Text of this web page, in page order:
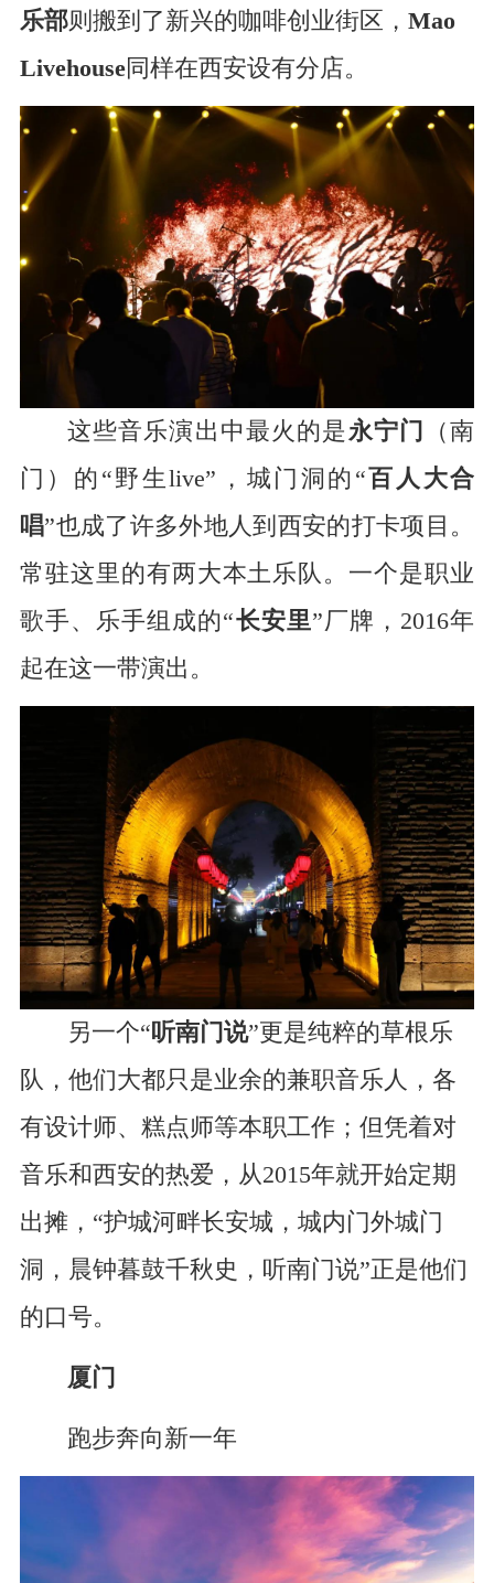
乐部则搬到了新兴的咖啡创业街区， Mao
Livehouse同样在西安设有分店。
这些音乐演出中最火的是永宁门
（南
门）的“野生live”，城门洞的“ 百人大合
唱”也成了许多外地人到西安的打卡项目。
常驻这里的有两大本土乐队。一个是职业
歌手、乐手组成的“长安里”厂牌，2016年
起在这一带演出。
另一个“听南门说”更是纯粹的草根乐
队，他们大都只是业余的兼职音乐人，各
有设计师、糕点师等本职工作；但凭着对
音乐和西安的热爱，从2015年就开始定期
出摊，“护城河畔长安城，城内门外城门
洞，晨钟暮鼓千秋史，听南门说”正是他们
的口号。
厦门
跑步奔向新一年